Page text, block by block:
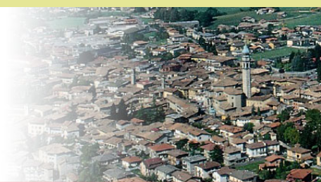
Salta
al
contenuto
principale